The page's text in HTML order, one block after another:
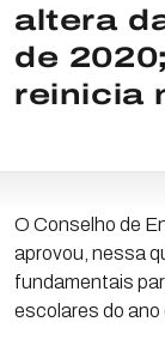
altera
de
reinicia
O Conselho de
aprovou, nessa
fundamentais
escolares do ano